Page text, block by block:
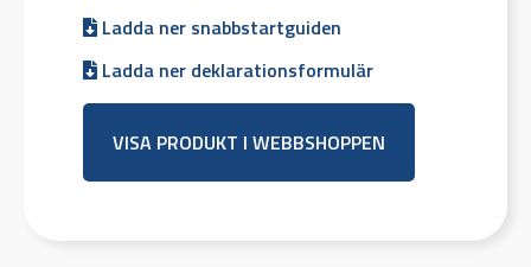
Ladda ner snabbstartguiden
Ladda ner deklarationsformulär
VISA PRODUKT I WEBBSHOPPEN